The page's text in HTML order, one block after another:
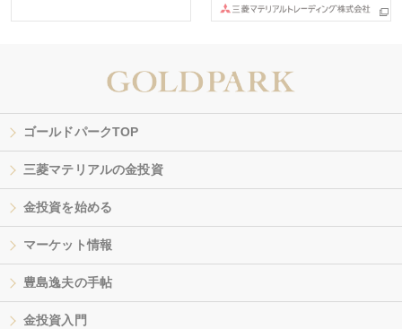
ゴールドパークTOP
三菱マテリアルの金投資
金投資を始める
マーケット情報
豊島逸夫の手帖
金投資入門